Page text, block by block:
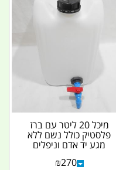
מיכל 20 ליטר עם ברז
פלסטיק כולל נשם ללא
מגע יד אדם וניפלים
₪270